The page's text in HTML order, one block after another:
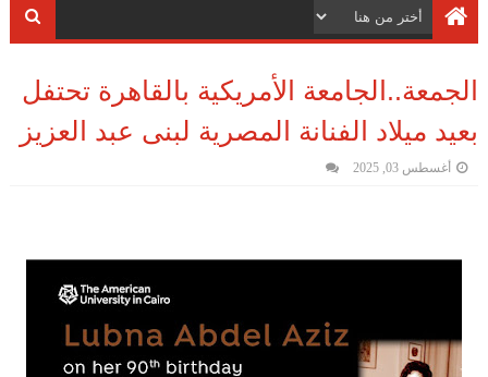
الجمعة..الجامعة الأمريكية بالقاهرة تحتفل
بعيد ميلاد الفنانة المصرية لبنى عبد العزيز
أغسطس 03, 2025